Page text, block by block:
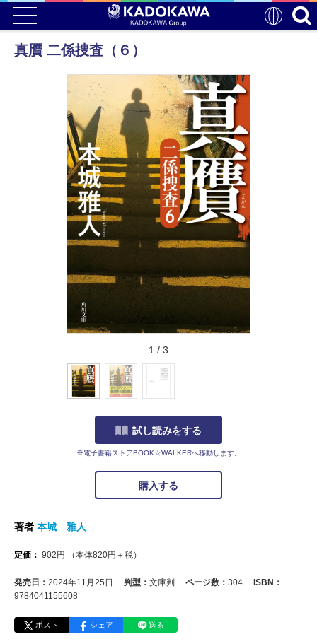
真贋 二係捜査（６）
1 / 3
試し読みをする
※電子書籍ストアBOOK☆WALKERへ移動します。
購入する
著者 本城 雅人
定価： 902 円 （本体820円＋税）
発売日： 2024年11月25日 判型： 文庫判 ページ数： 304
ISBN：
9784041155608
ポスト シェア 送る